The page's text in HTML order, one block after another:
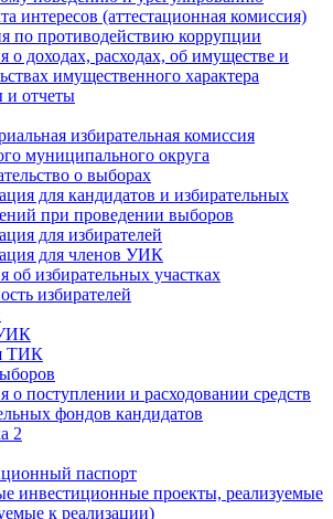
интересов (аттестационная комиссия)
по противодействию коррупции
о доходах, расходах, об имуществе и
имущественного характера
и отчеты
избирательная комиссия
муниципального округа
о выборах
для кандидатов и избирательных
при проведении выборов
для избирателей
для членов УИК
об избирательных участках
избирателей
ТИК
о поступлении и расходовании средств
фондов кандидатов
2
паспорт
инвестиционные проекты, реализуемые
к реализации)